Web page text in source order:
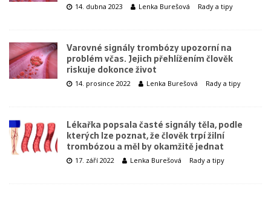
14. dubna 2023 Lenka Burešová Rady a tipy
Varovné signály trombózy upozorní na
problém včas. Jejich přehlížením člověk
riskuje dokonce život
14. prosince 2022 Lenka Burešová Rady a tipy
Lékařka popsala časté signály těla, podle
kterých lze poznat, že člověk trpí žilní
trombózou a měl by okamžitě jednat
17. září 2022 Lenka Burešová Rady a tipy